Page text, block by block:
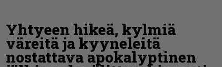
Yhtyeen hikeä, kylmiä
väreitä ja kyyneleitä
nostattava apokalyptinen